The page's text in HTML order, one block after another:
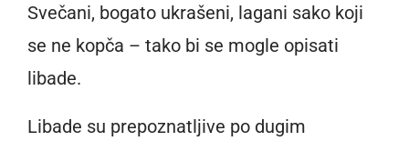
Svečani, bogato ukrašeni, lagani sako koji
se ne kopča – tako bi se mogle opisati
libade.
Libade su prepoznatljive po dugim